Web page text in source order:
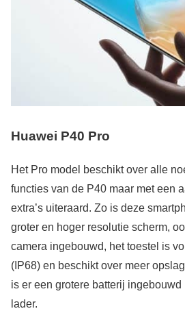
Huawei P40 Pro
Het Pro model beschikt over alle
functies van de P40 maar met een
extra’s uiteraard. Zo is deze
groter en hoger resolutie scherm,
camera ingebouwd, het toestel is
(IP68) en beschikt over meer
is er een grotere batterij
lader.